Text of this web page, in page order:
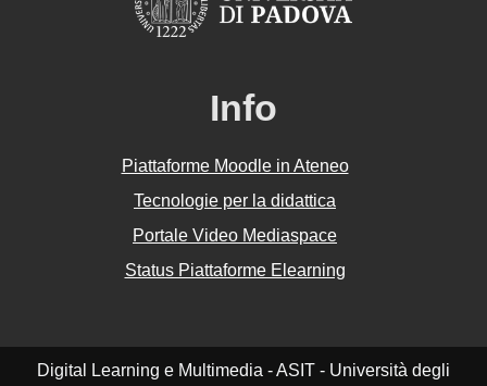
Info
Piattaforme Moodle in Ateneo
Tecnologie per la didattica
Portale Video Mediaspace
Status Piattaforme Elearning
Digital Learning e Multimedia - ASIT - Università degli